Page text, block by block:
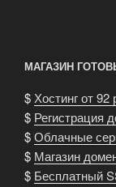
МАГАЗИН
$ Хостинг от 92
$ Регистрация
$Облачные
$ Магазин
$ Бесплатный